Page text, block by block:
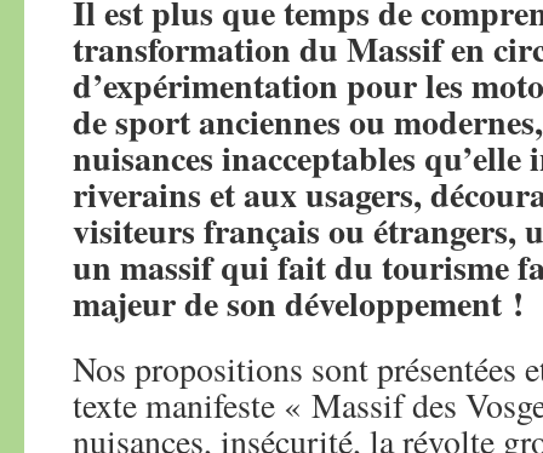
Il est plus que temps de
transformation du Massif en
d’expérimentation pour les
de sport anciennes ou
nuisances inacceptables qu’elle
riverains et aux usagers,
visiteurs français ou étrangers,
un massif qui fait du tourisme
majeur de son développement !
Nos propositions sont présentées
texte manifeste « Massif des
nuisances, insécurité, la révolte